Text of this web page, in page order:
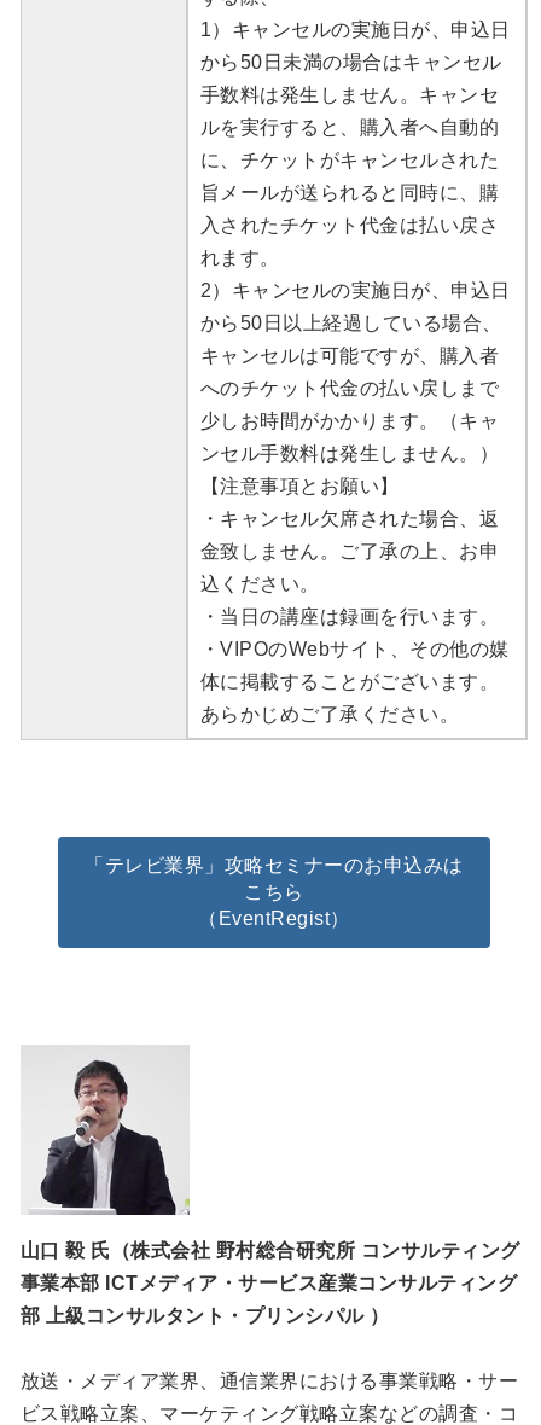
1）キャンセルの実施日が、申込日
から50日未満の場合はキャンセル
手数料は発生しません。キャンセ
ルを実行すると、購入者へ自動的
に、チケットがキャンセルされた
旨メールが送られると同時に、購
入されたチケット代金は払い戻さ
れます。
2）キャンセルの実施日が、申込日
から50日以上経過している場合、
キャンセルは可能ですが、購入者
へのチケット代金の払い戻しまで
少しお時間がかかります。（キャ
ンセル手数料は発生しません。）
【注意事項とお願い】
・キャンセル欠席された場合、返
金致しません。ご了承の上、お申
込ください。
・当日の講座は録画を行います。
・VIPOのWebサイト、その他の媒
体に掲載することがございます。
あらかじめご了承ください。
「テレビ業界」攻略セミナーのお申込みは
こちら
（EventRegist）
山口 毅 氏（株式会社 野村総合研究所 コンサルティング
事業本部 ICTメディア・サービス産業コンサルティング
部 上級コンサルタント・プリンシパル ）
放送・メディア業界、通信業界における事業戦略・サー
ビス戦略立案、マーケティング戦略立案などの調査・コ